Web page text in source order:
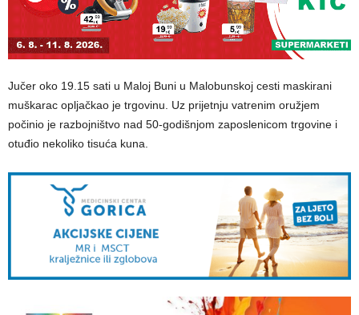
Jučer oko 19.15 sati u Maloj Buni u Malobunskoj cesti maskirani
muškarac opljačkao je trgovinu. Uz prijetnju vatrenim oružjem
počinio je razbojništvo nad 50-godišnjom zaposlenicom trgovine i
otuđio nekoliko tisuća kuna.